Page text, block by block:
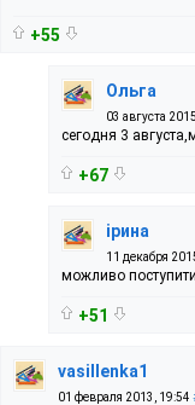
+55
Ольга
03 августа
сегодня 3
+67
ірина
11 декабря
можливо поступити
+51
vasillenka1
01 февраля 2013, 19:54